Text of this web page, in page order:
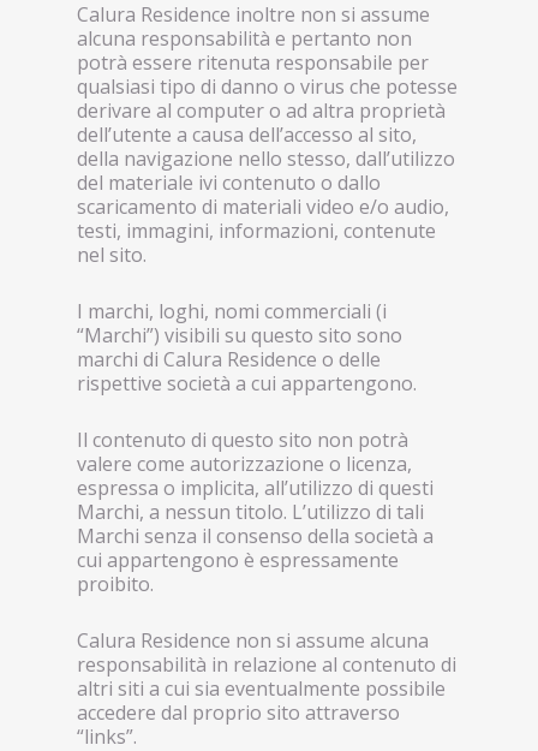
Calura Residence inoltre non si assume
alcuna responsabilità e pertanto non
potrà essere ritenuta responsabile per
qualsiasi tipo di danno o virus che potesse
derivare al computer o ad altra proprietà
dell’utente a causa dell’accesso al sito,
della navigazione nello stesso, dall’utilizzo
del materiale ivi contenuto o dallo
scaricamento di materiali video e/o audio,
testi, immagini, informazioni, contenute
nel sito.
I marchi, loghi, nomi commerciali (i
“Marchi”) visibili su questo sito sono
marchi di Calura Residence o delle
rispettive società a cui appartengono.
Il contenuto di questo sito non potrà
valere come autorizzazione o licenza,
espressa o implicita, all’utilizzo di questi
Marchi, a nessun titolo. L’utilizzo di tali
Marchi senza il consenso della società a
cui appartengono è espressamente
proibito.
Calura Residence non si assume alcuna
responsabilità in relazione al contenuto di
altri siti a cui sia eventualmente possibile
accedere dal proprio sito attraverso
“links”.